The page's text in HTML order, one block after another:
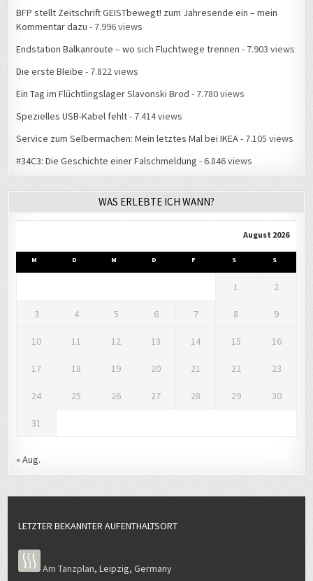
BFP stellt Zeitschrift GEISTbewegt! zum Jahresende ein – mein
Kommentar dazu - 7.996 views
Endstation Balkanroute – wo sich Fluchtwege trennen - 7.903 views
Die erste Bleibe - 7.822 views
Ein Tag im Flüchtlingslager Slavonski Brod - 7.780 views
Spezielles USB-Kabel fehlt- 7.414 views
Service zum Selbermachen: Mein letztes Mal bei IKEA- 7.105 views
#34C3: Die Geschichte einer Falschmeldung - 6.846 views
WAS ERLEBTE ICH WANN?
August 2026
M D M D F S S
1 2
3 4 5 6 7 8 9
10 11 12 13 14 15 16
17 18 19 20 21 22 23
24 25 26 27 28 29 30
31
« Aug.
LETZTER BEKANNTER AUFENTHALTSORT
Am Tanzplan,Leipzig,Germany